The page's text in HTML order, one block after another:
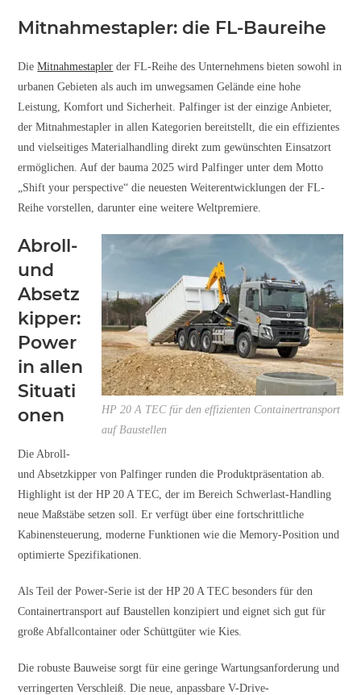
Mitnahmestapler: die FL-Baureihe
DieMitnahmestapler der FL-Reihe des Unternehmens bieten sowohl in
urbanen Gebieten als auch im unwegsamen Gelände eine hohe
Leistung, Komfort und Sicherheit. Palfinger ist der einzige Anbieter,
der Mitnahmestapler in allen Kategorien bereitstellt, die ein effizientes
und vielseitiges Materialhandling direkt zum gewünschten Einsatzort
ermöglichen. Auf der bauma 2025 wird Palfinger unter dem Motto
„Shift your perspective“ die neuesten Weiterentwicklungen der FL-
Reihe vorstellen, darunter eine weitere Weltpremiere.
HP 20 A TEC für den effizienten Containertransport
auf Baustellen
Abroll-
und
Absetz
kipper:
Power
in allen
Situati
onen
Die Abroll-
und Absetzkipper von Palfinger runden die Produktpräsentation ab.
Highlight ist der HP 20 A TEC, der im Bereich Schwerlast-Handling
neue Maßstäbe setzen soll. Er verfügt über eine fortschrittliche
Kabinensteuerung, moderne Funktionen wie die Memory-Position und
optimierte Spezifikationen.
Als Teil der Power-Serie ist der HP 20 A TEC besonders für den
Containertransport auf Baustellen konzipiert und eignet sich gut für
große Abfallcontainer oder Schüttgüter wie Kies.
Die robuste Bauweise sorgt für eine geringe Wartungsanforderung und
verringerten Verschleiß. Die neue, anpassbare V-Drive-